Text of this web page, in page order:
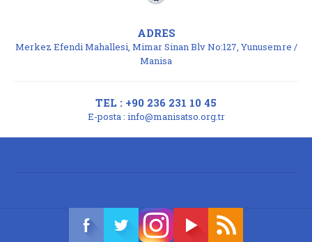
ADRES
Merkez Efendi Mahallesi, Mimar Sinan Blv No:127, Yunusemre /
Manisa
TEL : +90 236 231 10 45
E-posta : info@manisatso.org.tr